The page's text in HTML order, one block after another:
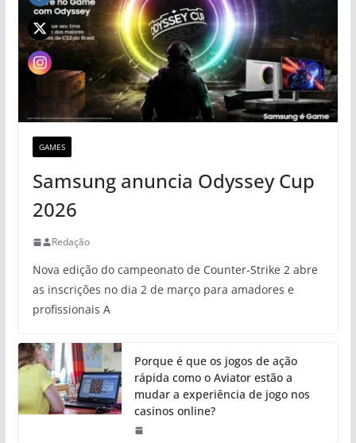
GAMES
Samsung anuncia Odyssey Cup
2026
Redação
Nova edição do campeonato de Counter-Strike 2 abre
as inscrições no dia 2 de março para amadores e
profissionais A
Porque é que os jogos de ação
rápida como o Aviator estão a
mudar a experiência de jogo nos
casinos online?